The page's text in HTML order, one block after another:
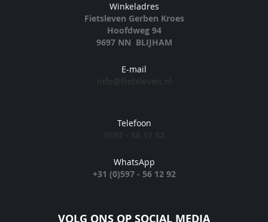
Winkeladres
Fietsleven Gerben Kroes
Hoofdweg 94
9697 NN BLIJHAM
E-mail
Telefoon
WhatsApp
+31 (0)597 - 56 12 92
VOLG ONS OP SOCIAL MEDIA